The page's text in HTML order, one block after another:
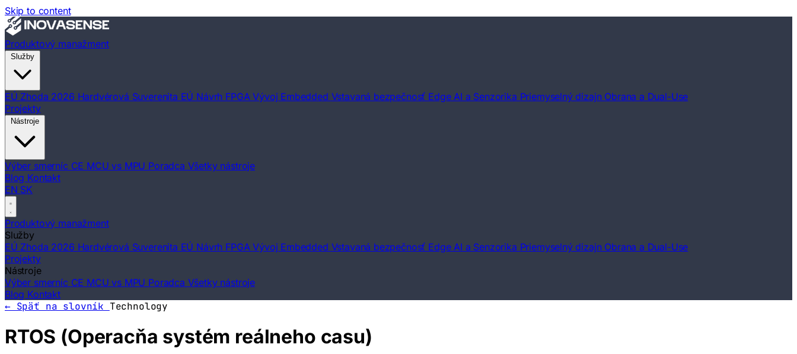
Skip to content
Produktový manažment
EÚ Zhoda 2026 Hardvérová Suverenita EÚ Návrh FPGAVývoj Embedded Vstavaná bezpečnosť Edge AI a Senzorika Priemyselný dizajn Obrana a Dual-Use
Projekty
Výber smerníc CE MCU vs MPU Poradca Všetky nástroje
Blog Kontakt
EN SK
Produktový manažment
Služby
EÚ Zhoda 2026 Hardvérová Suverenita EÚ Návrh FPGAVývoj Embedded Vstavaná bezpečnosť Edge AI a Senzorika Priemyselný dizajn Obrana a Dual-Use
Projekty
Nástroje
Výber smerníc CE MCU vs MPU Poradca Všetky nástroje
Blog Kontakt
← Späť na slovník Technology
RTOS (Operacňa systém reálneho casu)